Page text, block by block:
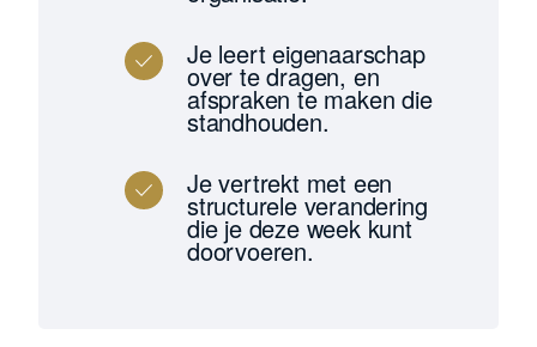
Je leert eigenaarschap
over te dragen, en
afspraken te maken die
standhouden.
Je vertrekt met een
structurele verandering
die je deze week kunt
doorvoeren.